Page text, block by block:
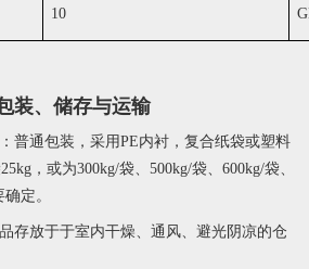
10
装、储存与运输
通包装，采用PE内衬，复合纸袋或塑料
，或为300kg/袋、500kg/袋、600kg/袋、
定。
放于于室内干燥、通风、避光阴凉的仓